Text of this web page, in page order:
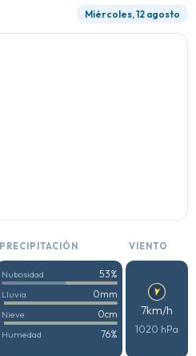
Miércoles, 12 agosto
PRECIPITACIÓN VIENTO
Nubosidad 53%
Lluvia 0mm
Nieve 0cm
Humedad 76%
7km/h
1020 hPa